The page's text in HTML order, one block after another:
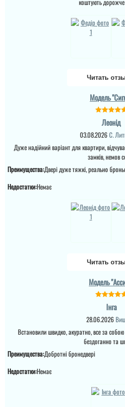
коштують дорожче
Читать
Модель
Леонід
03.08.2026 С.
Дуже надійний варіант для квартири,
замків, немов
Преимущества:Двері дуже тяжкі, реально
Недостатки:Немає
Читать
Модель
Інга
28.06.2026
Встановили швидко, акуратно, все за
бездоганно та
Преимущества:Добротні бронедвері
Недостатки:Немає